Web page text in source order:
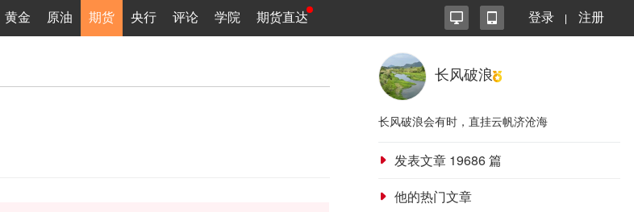
黄金 原油 期货 央行 评论 学院 期货直达 登录 注册
长风破浪
长风破浪会有时，直挂云帆济沧海
发表文章 19686篇
他的热门文章